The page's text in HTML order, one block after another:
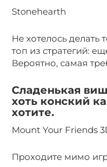
Stonehearth
Не хотелось делать
топ из стратегий:
Вероятно, самая
Сладенькая
хоть конский
хотите.
Mount Your Friends
Проходите мимо